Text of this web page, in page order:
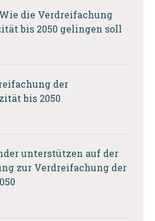
die Verdreifachung
bis 2050 gelingen soll
der
bis 2050
unterstützen auf der
zur Verdreifachung der